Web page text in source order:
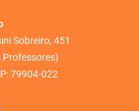
Sobreiro, 451
Professores)
79904-022